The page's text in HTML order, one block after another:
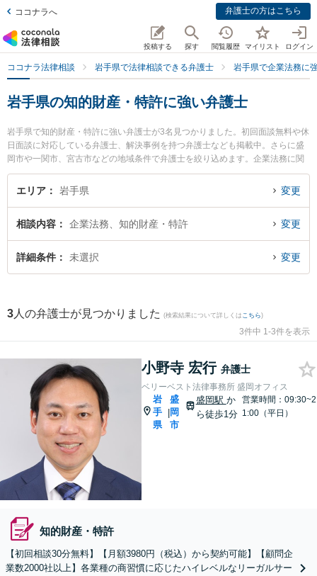
ココナラへ 弁護士の方はこちら
投稿する 探す 閲覧履歴 マイリスト ログイン
ココナラ法律相談 岩手県で法律相談できる弁護士 岩手県で企業法務に
岩手県の知的財産・特許に強い弁護士
岩手県で知的財産・特許に強い弁護士が3名見つかりました。初回面談無料や休
日面談に対応している弁護士、解決事例を持つ弁護士なども掲載中。さらに盛
岡市や一関市、宮古市などの地域条件で弁護士を絞り込めます。企業法務に関
係する顧問弁護士契約や契約書作成・リーガルチェック、雇用契約書・就業規
則作成等の細かな分野での絞り込み検索もでき便利です。特にベリーベスト法
士費用、強みなどが注目されています。『岩手県で土日や夜間に発生した知的
財産・特許のトラブルを今すぐに弁護士に相談したい』『知的財産・特許のト
ラブル解決の実績豊富な近くの弁護士を検索したい』『初回相談無料で知的財
エリア 岩手県 変更
相談内容 企業法務、知的財産・特許 変更
詳細条件 未選択 変更
3 人の弁護士が見つかりました (検索結果について詳しくは こちら)
3件中 1-3件を表示
小野寺 宏行 弁護士
ベリーベスト法律事務所 盛岡オフィス
岩
手
県
|
盛
岡
市
盛岡駅 か
ら徒歩1分
営業時間：09:30~2
1:00（平日）
知的財産・特許
【初回相談30分無料】【月額3980円（税込）から契約可能】【顧問企
業数2000社以上】各業種の商習慣に応じたハイレベルなリーガルサー